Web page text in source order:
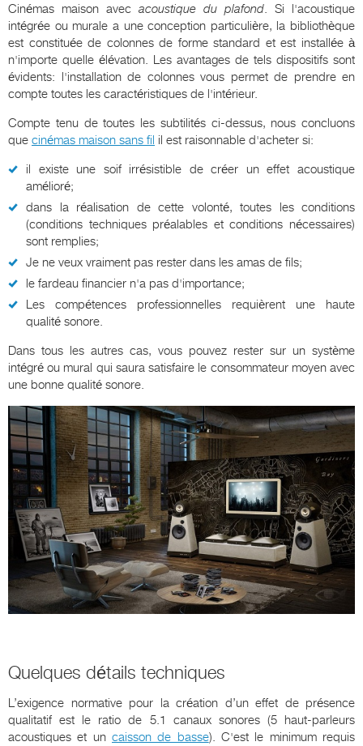
Cinémas maison avec acoustique du plafond. Si l'acoustique
intégrée ou murale a une conception particulière, la bibliothèque
est constituée de colonnes de forme standard et est installée à
n'importe quelle élévation. Les avantages de tels dispositifs sont
évidents: l'installation de colonnes vous permet de prendre en
compte toutes les caractéristiques de l'intérieur.
Compte tenu de toutes les subtilités ci-dessus, nous concluons
que cinémas maison sans fil il est raisonnable d'acheter si:
il existe une soif irrésistible de créer un effet acoustique
amélioré;
dans la réalisation de cette volonté, toutes les conditions
(conditions techniques préalables et conditions nécessaires)
sont remplies;
Je ne veux vraiment pas rester dans les amas de fils;
le fardeau financier n'a pas d'importance;
Les compétences professionnelles requièrent une haute
qualité sonore.
Dans tous les autres cas, vous pouvez rester sur un système
intégré ou mural qui saura satisfaire le consommateur moyen avec
une bonne qualité sonore.
Quelques détails techniques
L’exigence normative pour la création d’un effet de présence
qualitatif est le ratio de 5.1 canaux sonores (5 haut-parleurs
acoustiques et un caisson de basse). C'est le minimum requis